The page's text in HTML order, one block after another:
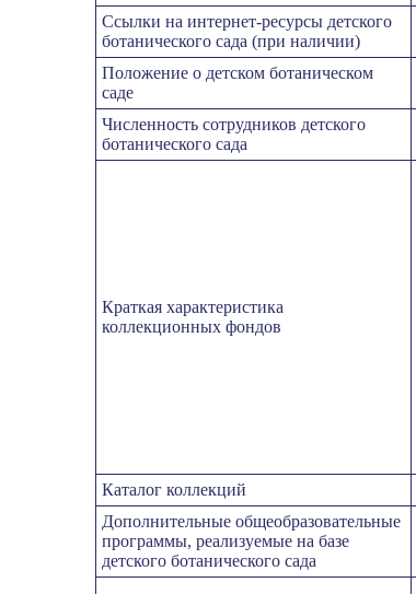
Ссылки на интернет-ресурсы детского
ботанического сада (при наличии)
Положение о детском ботаническом
саде
Численность сотрудников детского
ботанического сада
Краткая характеристика
коллекционных фондов
Каталог коллекций
Дополнительные общеобразовательные
программы, реализуемые на базе
детского ботанического сада